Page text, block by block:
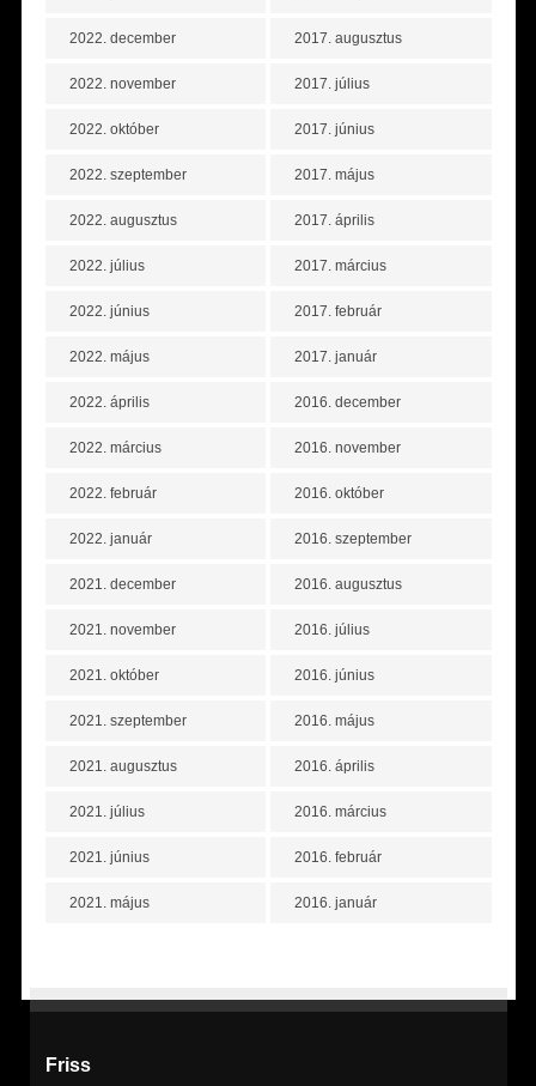
2022. december
2022. november
2022. október
2022. szeptember
2022. augusztus
2022. július
2022. június
2022. május
2022. április
2022. március
2022. február
2022. január
2021. december
2021. november
2021. október
2021. szeptember
2021. augusztus
2021. július
2021. június
2021. május
2017. augusztus
2017. július
2017. június
2017. május
2017. április
2017. március
2017. február
2017. január
2016. december
2016. november
2016. október
2016. szeptember
2016. augusztus
2016. július
2016. június
2016. május
2016. április
2016. március
2016. február
2016. január
Friss